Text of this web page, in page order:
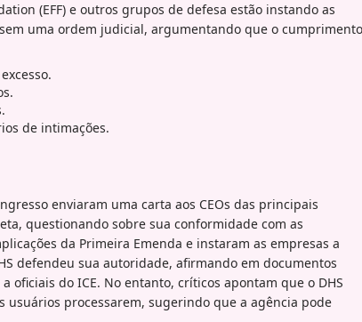
(EFF) e outros grupos de defesa estão instando as
uma ordem judicial, argumentando que o cumprimento
de intimações.
enviaram uma carta aos CEOs das principais
questionando sobre sua conformidade com as
da Primeira Emenda e instaram as empresas a
defendeu sua autoridade, afirmando em documentos
oficiais do ICE. No entanto, críticos apontam que o DHS
usuários processarem, sugerindo que a agência pode